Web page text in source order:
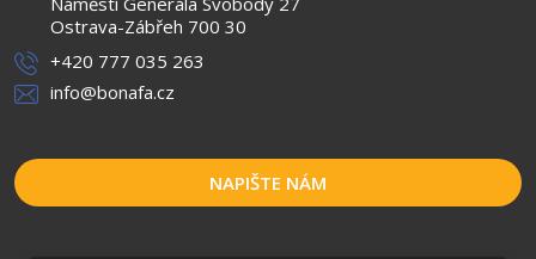
Ostrava-Zábřeh 700 30
+420 777 035 263
info@bonafa.cz
NAPIŠTE NÁM